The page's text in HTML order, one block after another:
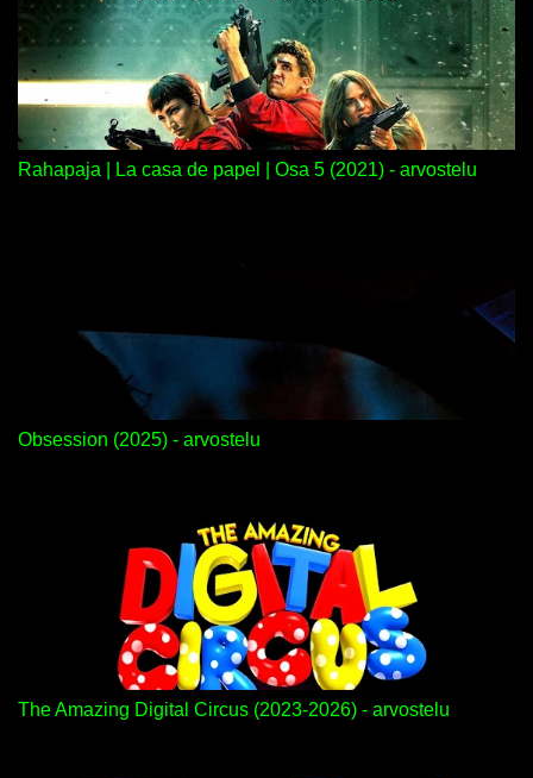
Rahapaja | La casa de papel | Osa 5 (2021) - arvostelu
Obsession (2025) - arvostelu
The Amazing Digital Circus (2023-2026) - arvostelu